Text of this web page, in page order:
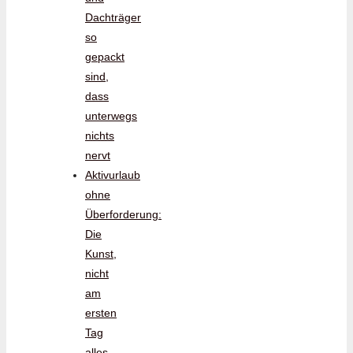
Dachträger
so
gepackt
sind,
dass
unterwegs
nichts
nervt
Aktivurlaub
ohne
Überforderung:
Die
Kunst,
nicht
am
ersten
Tag